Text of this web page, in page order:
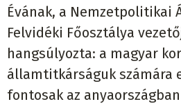
Évának, a Nemzetpolitikai
Felvidéki Főosztálya
hangsúlyozta: a magyar
államtitkárságuk számára
fontosak az